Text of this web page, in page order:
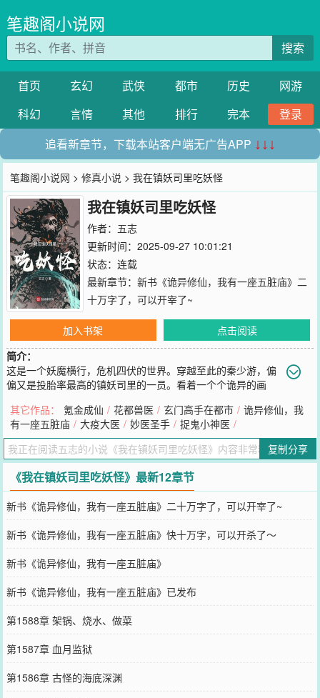
笔趣阁小说网
搜索
首页 玄幻 武侠 都市 历史
网游
科幻
言情 其他 排行 完本
登录
追看新章节，下载本站客户端无广告APP ↓↓↓
笔趣阁小说网 >修真小说 > 我在镇妖司里吃妖怪
我在镇妖司里吃妖怪
作者： 五志
更新时间：2025-09-27 10:01:21
状态：连载
最新章节： 新书《诡异修仙，我有一座五脏庙》二
十万字了，可以开宰了~
加入书架
点击阅读
简介：
这是一个妖魔横行，危机四伏的世界。穿越至此的秦少游，偏
偏又是投胎率最高的镇妖司里的一员。看着一个个诡异的画
流出了想吃的口水。关门，烧水，咱们今天吃席了！读者群：
168330720，欢迎进群勾搭~
您要是觉得《我在镇妖司里吃妖怪》还不错的话请不要忘记向您QQ群
和微博微信里的朋友推荐哦！
其它作品： 氪金成仙 / 花都兽医 / 玄门高手在都市 / 诡异修仙，我
有一座五脏庙 / 大疫大医 / 妙医圣手 / 捉鬼小神医 /
复制分享
《我在镇妖司里吃妖怪》最新12章节
新书《诡异修仙，我有一座五脏庙》二十万字了，可以开宰了~
新书《诡异修仙，我有一座五脏庙》快十万字，可以开杀了～
新书《诡异修仙，我有一座五脏庙》
新书《诡异修仙，我有一座五脏庙》已发布
第1588章 架锅、烧水、做菜
第1587章 血月监狱
第1586章 古怪的海底深渊